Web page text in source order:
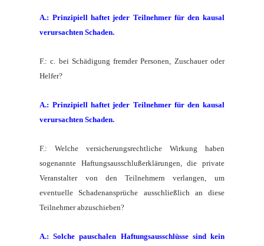
A.: Prinzipiell haftet jeder Teilnehmer für den kausal
verursachten Schaden.
F.: c. bei Schädigung fremder Personen, Zuschauer oder
Helfer?
A.: Prinzipiell haftet jeder Teilnehmer für den kausal
verursachten Schaden.
F.: Welche versicherungsrechtliche Wirkung haben
sogenannte Haftungsausschlußerklärungen, die private
Veranstalter von den Teilnehmern verlangen, um
eventuelle Schadenansprüche ausschließlich an diese
Teilnehmer abzuschieben?
A.: Solche pauschalen Haftungsausschlüsse sind kein